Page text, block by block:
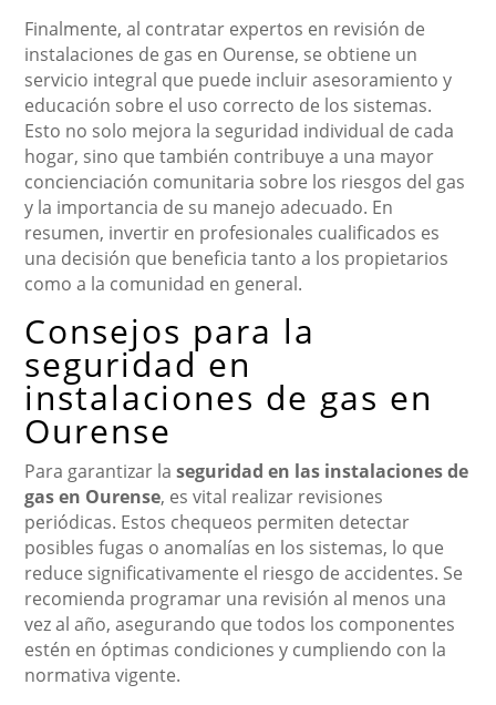
Finalmente, al contratar expertos en revisión de
instalaciones de gas en Ourense, se obtiene un
servicio integral que puede incluir asesoramiento y
educación sobre el uso correcto de los sistemas.
Esto no solo mejora la seguridad individual de cada
hogar, sino que también contribuye a una mayor
concienciación comunitaria sobre los riesgos del gas
y la importancia de su manejo adecuado. En
resumen, invertir en profesionales cualificados es
una decisión que beneficia tanto a los propietarios
como a la comunidad en general.
Consejos para la
seguridad en
instalaciones de gas en
Ourense
Para garantizar laseguridad en las instalaciones de
gas en Ourense, es vital realizar revisiones
periódicas. Estos chequeos permiten detectar
posibles fugas o anomalías en los sistemas, lo que
reduce significativamente el riesgo de accidentes. Se
recomienda programar una revisión al menos una
vez al año, asegurando que todos los componentes
estén en óptimas condiciones y cumpliendo con la
normativa vigente.